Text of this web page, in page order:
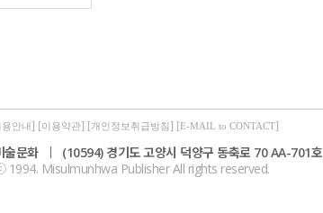
용안내] [이용약관] [개인정보취급방침] [E-MAIL to CONTACT]
술문화 | (10594) 경기도 고양시 덕양구 동축로 70 AA-701호
1994. Misulmunhwa Publisher All rights reserved.